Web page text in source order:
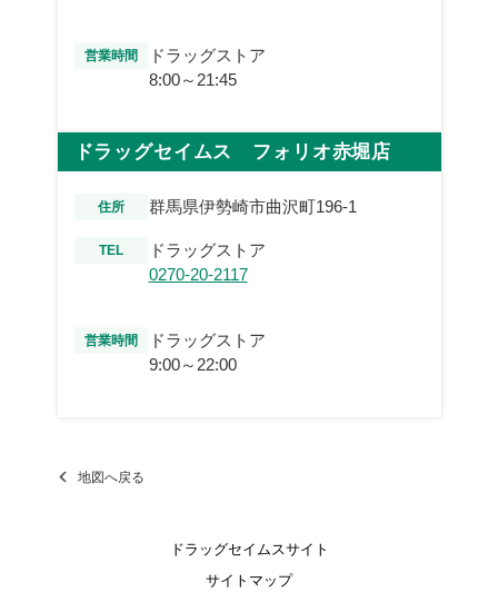
営業時間
ドラッグストア
8:00～21:45
ドラッグセイムス フォリオ赤堀店
住所 群馬県伊勢崎市曲沢町196-1
TEL
ドラッグストア
0270-20-2117
営業時間
ドラッグストア
9:00～22:00
地図へ戻る
ドラッグセイムスサイト
サイトマップ